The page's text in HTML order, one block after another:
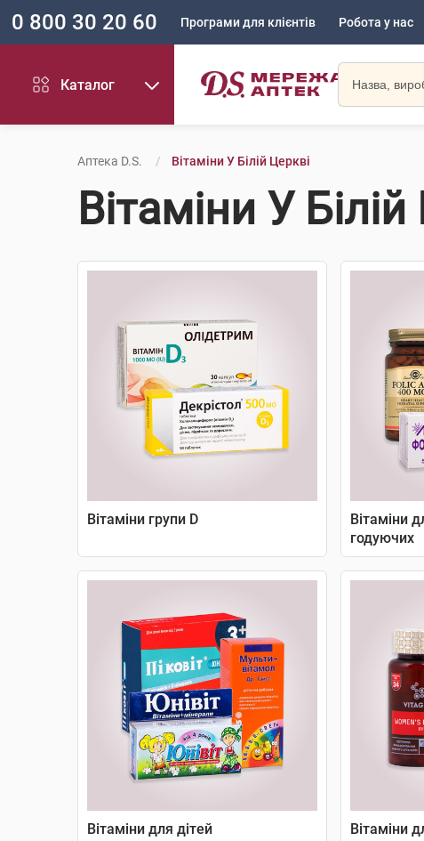
0 800 30 20 60 Програми для клієнтів Робота у нас
Каталог
Аптека D.S. Вітаміни У Білій Церкві
Вітаміни У
Вітаміни групи D
Вітаміни
годуючих
Вітаміни для дітей Вітаміни